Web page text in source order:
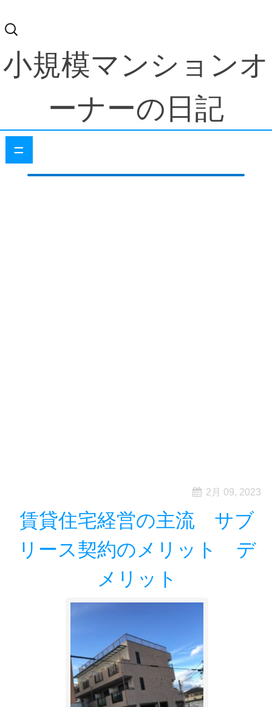
検
索:
小規模マンションオ
ーナーの日記
=
2月 09, 2023
賃貸住宅経営の主流 サブ
リース契約のメリット デ
メリット